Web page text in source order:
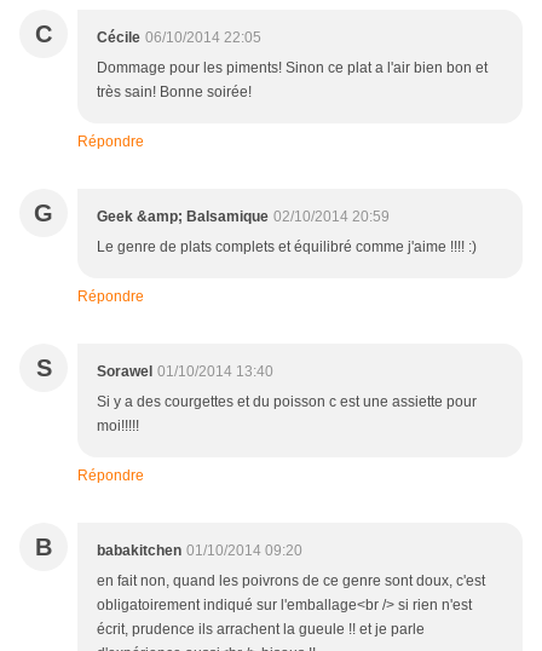
C Cécile 06/10/2014 22:05
Dommage pour les piments! Sinon ce plat a l'air bien bon et
très sain! Bonne soirée!
Répondre
G Geek &amp; Balsamique 02/10/2014 20:59
Le genre de plats complets et équilibré comme j'aime !!!! :)
Répondre
S Sorawel 01/10/2014 13:40
Si y a des courgettes et du poisson c est une assiette pour
moi!!!!!
Répondre
B babakitchen 01/10/2014 09:20
en fait non, quand les poivrons de ce genre sont doux, c'est
obligatoirement indiqué sur l'emballage<br /> si rien n'est
écrit, prudence ils arrachent la gueule !! et je parle